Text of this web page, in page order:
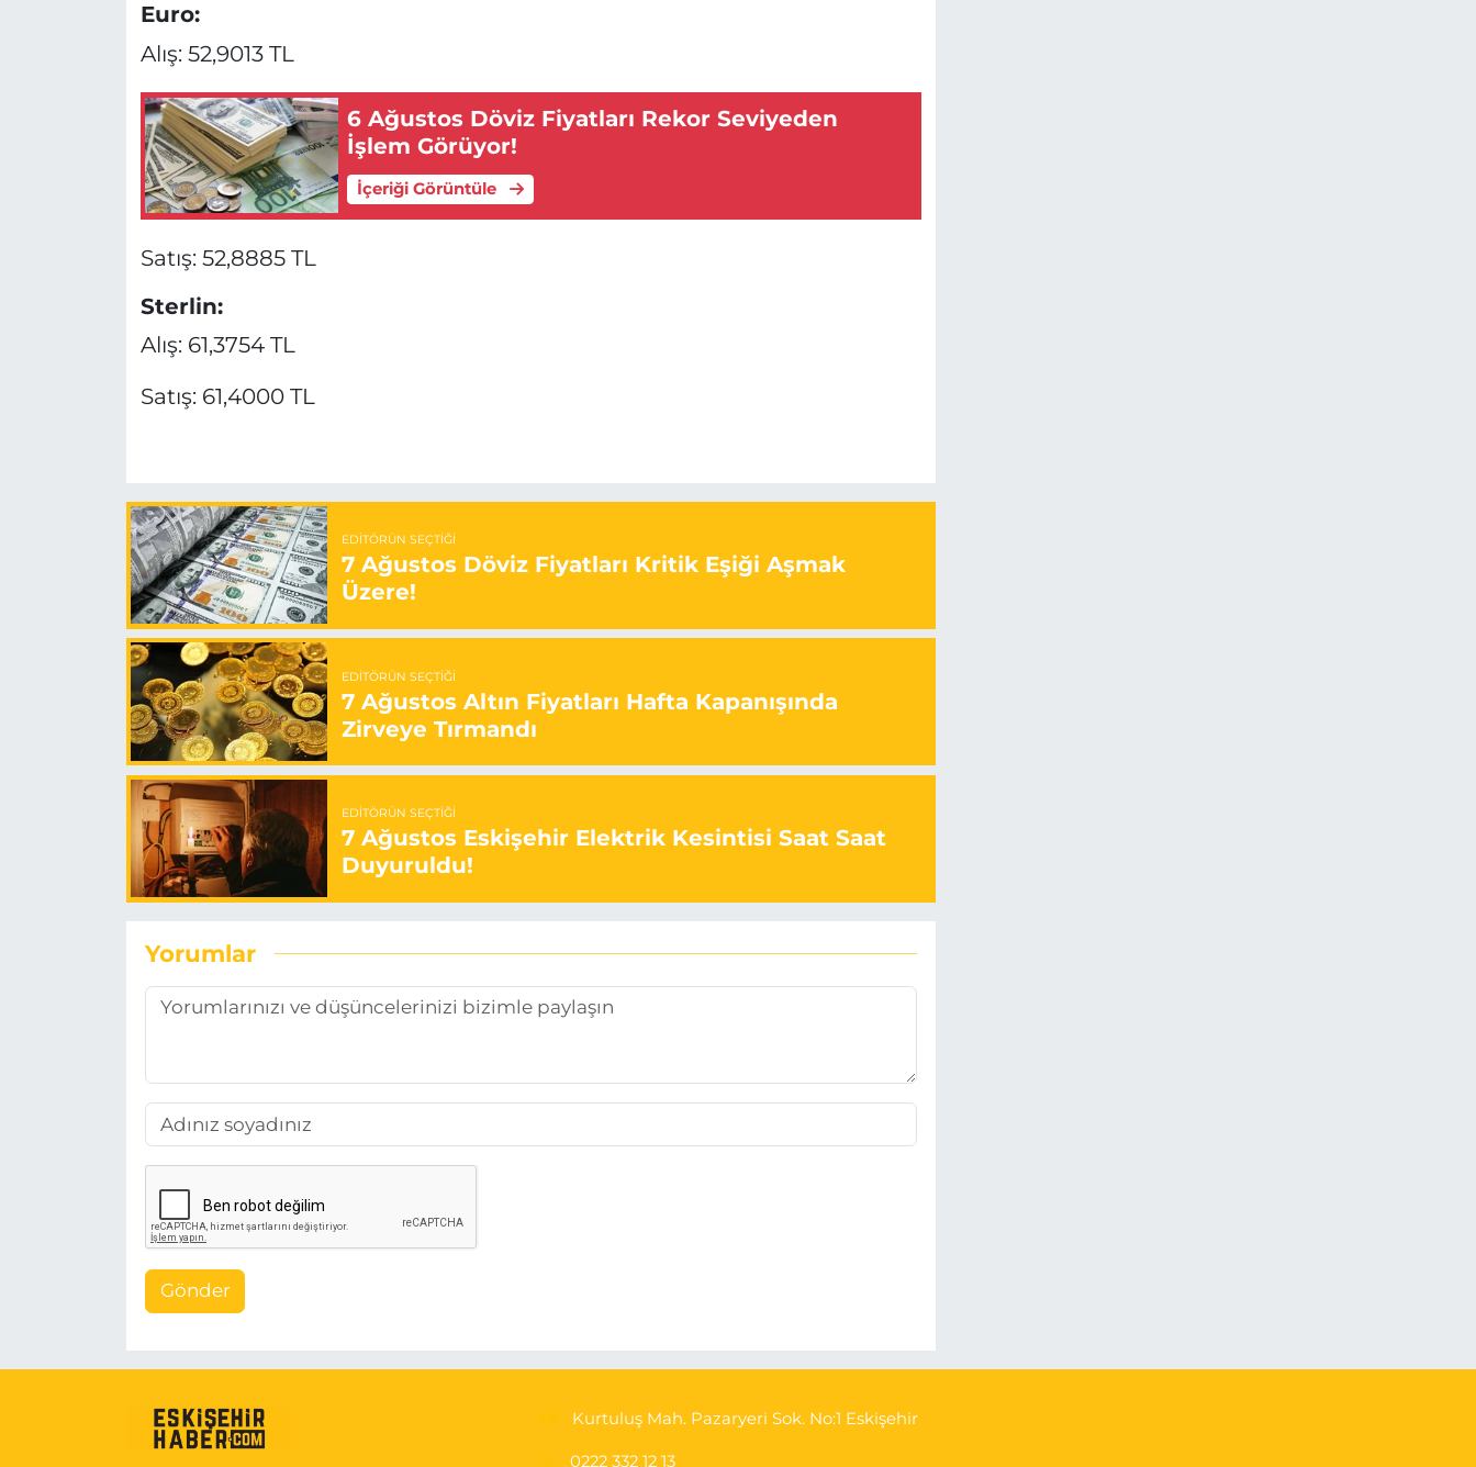
Euro:
Alış: 52,9013 TL
6 Ağustos Döviz Fiyatları Rekor Seviyeden
İşlem Görüyor!
İçeriği Görüntüle
Satış: 52,8885 TL
Sterlin:
Alış: 61,3754 TL
Satış: 61,4000 TL
EDITÖRÜN SEÇTIĞI
7 Ağustos Döviz Fiyatları Kritik Eşiği Aşmak
Üzere!
EDITÖRÜN SEÇTIĞI
7 Ağustos Altın Fiyatları Hafta Kapanışında
Zirveye Tırmandı
EDITÖRÜN SEÇTIĞI
7 Ağustos Eskişehir Elektrik Kesintisi Saat Saat
Duyuruldu!
Yorumlar
Gönder
Kurtuluş Mah. Pazaryeri Sok. No:1 Eskişehir
0222 332 12 13